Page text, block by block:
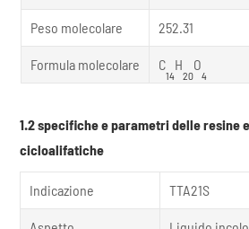
Peso molecolare 252.31
Formula molecolare C
14
H
20
O
4
1.2 specifiche e parametri delle resine
cicloalifatiche
Indicazione TTA21S